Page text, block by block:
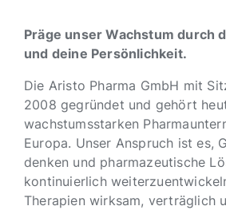
Präge unser Wachstum durch
und deine Persönlichkeit.
Die Aristo Pharma GmbH mit
2008 gegründet und gehört
wachstumsstarken
Europa. Unser Anspruch ist es,
denken und pharmazeutische
kontinuierlich
Therapien wirksam, verträglich